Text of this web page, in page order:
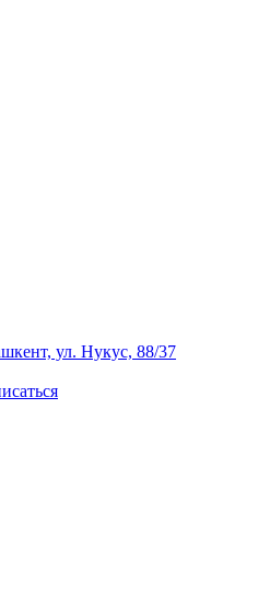
ул. Нукус, 88/37